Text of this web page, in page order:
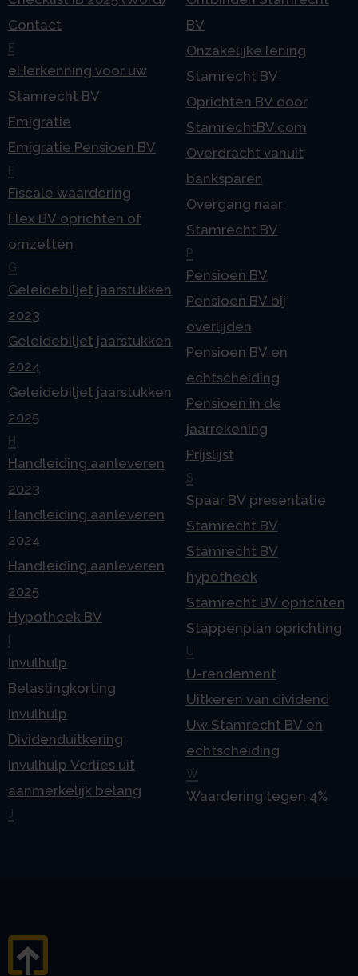
Contact
E
eHerkenning voor uw
Stamrecht BV
Emigratie
Emigratie Pensioen BV
F
Fiscale waardering
Flex BV oprichten of
omzetten
G
Geleidebiljet jaarstukken
2023
Geleidebiljet jaarstukken
2024
Geleidebiljet jaarstukken
2025
H
Handleiding aanleveren
2023
Handleiding aanleveren
2024
Handleiding aanleveren
2025
Hypotheek BV
Invulhulp
Belastingkorting
Invulhulp
Dividenduitkering
Invulhulp Verlies uit
aanmerkelijk belang
BV
Onzakelijke lening
Stamrecht BV
Oprichten BV door
StamrechtBV.com
Overdracht vanuit
banksparen
Overgang naar
Stamrecht BV
P
Pensioen BV
Pensioen BV bij
overlijden
Pensioen BV en
echtscheiding
Pensioen in de
jaarrekening
Prijslijst
S
Spaar BV presentatie
Stamrecht BV
Stamrecht BV
hypotheek
Stamrecht BV oprichten
Stappenplan oprichting
U
U-rendement
Uitkeren van dividend
Uw Stamrecht BV en
echtscheiding
W
Waardering tegen 4%